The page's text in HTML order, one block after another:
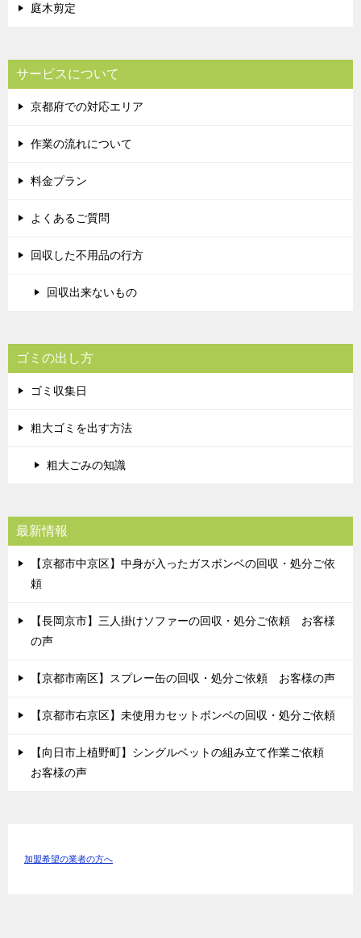
庭木剪定
サービスについて
京都府での対応エリア
作業の流れについて
料金プラン
よくあるご質問
回収した不用品の行方
回収出来ないもの
ゴミの出し方
ゴミ収集日
粗大ゴミを出す方法
粗大ごみの知識
最新情報
【京都市中京区】中身が入ったガスボンベの回収・処分ご依
頼
【長岡京市】三人掛けソファーの回収・処分ご依頼 お客様
の声
【京都市南区】スプレー缶の回収・処分ご依頼 お客様の声
【京都市右京区】未使用カセットボンベの回収・処分ご依頼
【向日市上植野町】シングルベットの組み立て作業ご依頼
お客様の声
加盟希望の業者の方へ